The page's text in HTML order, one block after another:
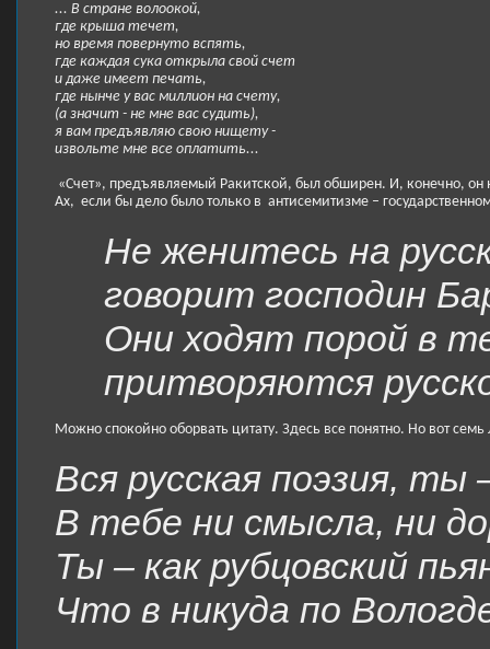
... В стране волоокой,
где крыша течет,
но время повернуто вспять,
где каждая сука открыла свой счет
и даже имеет печать,
где нынче у вас миллион на счету,
(а значит - не мне вас судить),
я вам предъявляю свою нищету -
извольте мне все оплатить...
«Счет», предъявляемый Ракитской, был обширен. И, конечно,
Ах, если бы дело было только в антисемитизме –
Не женитесь на
говорит господин
Они ходят порой в
притворяются
Можно спокойно оборвать цитату. Здесь все понятно. Но вот семь
Вся русская поэзия, ты
В тебе ни смысла, ни
Ты – как рубцовский
Что в никуда по